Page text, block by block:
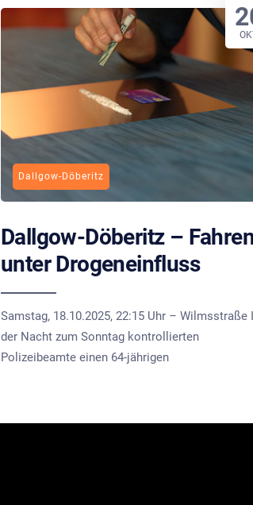
Dallgow-Döberitz
Dallgow-Döberitz –
unter Drogeneinfluss
Samstag, 18.10.2025, 22:15 Uhr – Wilmsstraße
der Nacht zum Sonntag kontrollierten
Polizeibeamte einen 64-jährigen